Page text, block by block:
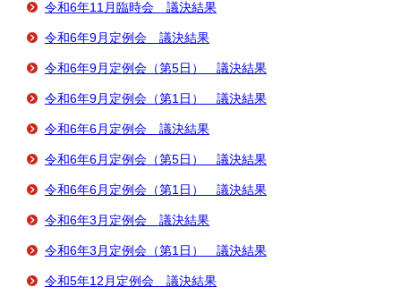
令和6年11月臨時会 議決結果
令和6年9月定例会 議決結果
令和6年9月定例会（第5日） 議決結果
令和6年9月定例会（第1日） 議決結果
令和6年6月定例会 議決結果
令和6年6月定例会（第5日） 議決結果
令和6年6月定例会（第1日） 議決結果
令和6年3月定例会 議決結果
令和6年3月定例会（第1日） 議決結果
令和5年12月定例会 議決結果